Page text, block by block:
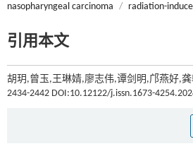
nasopharyngeal carcinoma / radiation-
引用本文
胡玥,曾玉,王琳婧,廖志伟,谭剑明,邝燕好,
2434-2442 DOI:10.12122/j.issn.1673-